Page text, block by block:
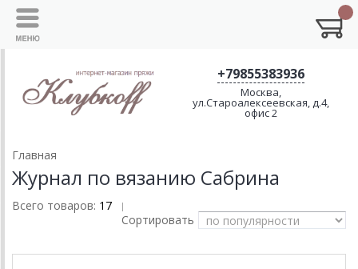
+79855383936
Москва,
ул.Староалексеевская, д.4,
офис 2
Главная
Журнал по вязанию Сабрина
Всего товаров: 17 |
Сортировать